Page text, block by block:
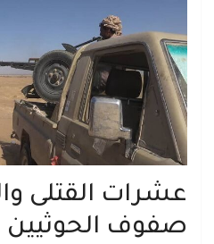
عشرات القتلى
صفوف الحوثيين